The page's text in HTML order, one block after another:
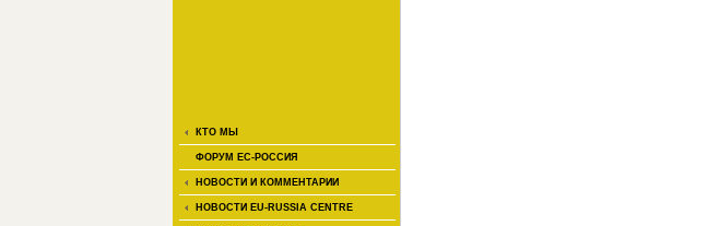
КТО МЫ
ФОРУМ ЕС-РОССИЯ
НОВОСТИ И КОММЕНТАРИИ
НОВОСТИ EU-RUSSIA CENTRE